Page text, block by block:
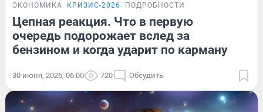
ЭКОНОМИКА КРИЗИС-2026 ПОДРОБНОСТИ
Цепная реакция. Что в первую
очередь подорожает вслед за
бензином и когда ударит по карману
30 июня, 2026, 06:00 720 Обсудить